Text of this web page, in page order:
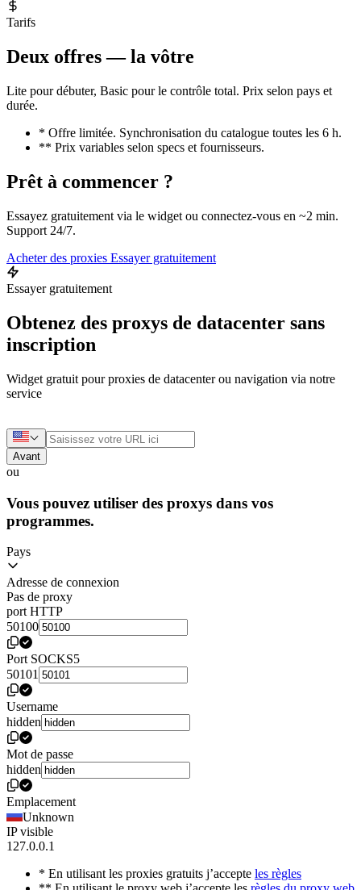
Tarifs
Deux offres — la vôtre
Lite pour débuter, Basic pour le contrôle total. Prix selon pays et
durée.
* Offre limitée. Synchronisation du catalogue toutes les 6 h.
** Prix variables selon specs et fournisseurs.
Prêt à commencer ?
Essayez gratuitement via le widget ou connectez-vous en ~2 min.
Support 24/7.
Acheter des proxies Essayer gratuitement
Essayer gratuitement
Obtenez des proxys de datacenter sans
inscription
Widget gratuit pour proxies de datacenter ou navigation via notre
service
Avant
ou
Vous pouvez utiliser des proxys dans vos
programmes.
Pays
Adresse de connexion
Pas de proxy
port HTTP
50100
Port SOCKS5
50101
Username
hidden
Mot de passe
hidden
Emplacement
Unknown
IP visible
127.0.0.1
* En utilisant les proxies gratuits j’accepte les règles